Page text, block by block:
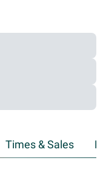
Times & Sales